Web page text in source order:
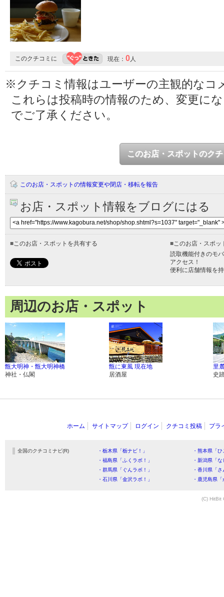
このクチコミに 現在： 0 人
※クチコミ情報はユーザーの主観的なコ
これらは投稿時の情報のため、変更に
でご了承ください。
このお店・スポットのク
このお店・スポットの情報変更や閉店・移転を報告
お店・スポット情報をブログにはる
■ このお店・スポットを共有する ■ このお店・スポ
読取機能付きのモ
アクセス！
便利に店舗情報を
周辺のお店・スポット
甑大明神・甑大明神橋
神社・仏閣
甑に東風 現在地
居酒屋
里
史
ホーム サイトマップ ログイン クチコミ投稿 プラ
全国のクチコミナビ(R) ・栃木県「栃ナビ！」
・熊本県「
・福島県「ふくラボ！」
・新潟県「
・群馬県「ぐんラボ！」
・香川県「
・石川県「金沢ラボ！」
・鹿児島県
(C) HitBit